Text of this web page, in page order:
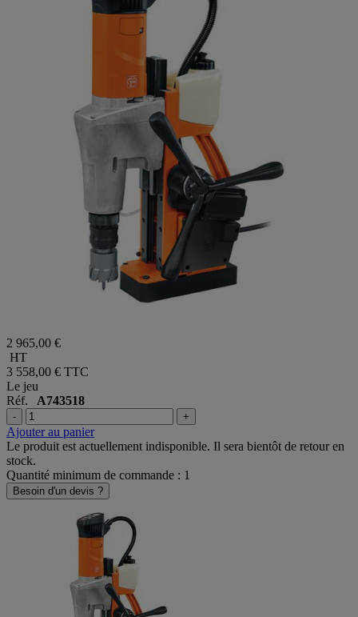
2 965,00 €
HT
3 558,00 € TTC
Le jeu
Réf. A743518
- +
Ajouter au panier
Le produit est actuellement indisponible. Il sera bientôt de retour en
stock.
Quantité minimum de commande : 1
Besoin d'un devis ?